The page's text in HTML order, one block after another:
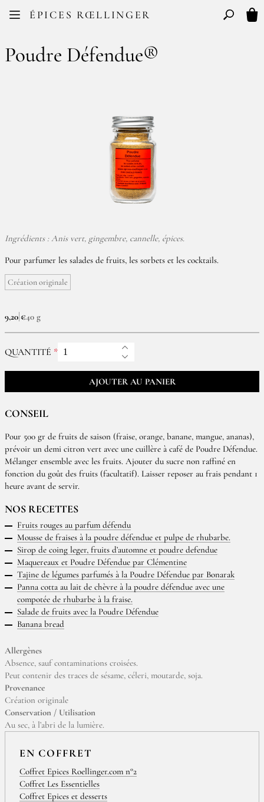
ÉPICES RŒLLINGER
FR EN Basculer
Poudre Défendue®
Ingrédients : Anis vert, gingembre, cannelle, épices.
Pour parfumer les salades de fruits, les sorbets et les cocktails.
Création originale
9,20 €40 g
QUANTITÉ
AJOUTER AU PANIER
CONSEIL
Pour 500 gr de fruits de saison (fraise, orange, banane, mangue, ananas),
prévoir un demi citron vert avec une cuillère à café de Poudre Défendue.
Mélanger ensemble avec les fruits. Ajouter du sucre non raffiné en
fonction du goût des fruits (facultatif). Laisser reposer au frais pendant 1
heure avant de servir.
NOS RECETTES
Fruits rouges au parfum défendu
Mousse de fraises à la poudre défendue et pulpe de rhubarbe.
Sirop de coing leger, fruits d’automne et poudre defendue
Maquereaux et Poudre Défendue par Clémentine
Tajine de légumes parfumés à la Poudre Défendue par Bonarak
Panna cotta au lait de chèvre à la poudre défendue avec une
compotée de rhubarbe à la fraise.
Salade de fruits avec la Poudre Défendue
Banana bread
Allergènes
Absence, sauf contaminations croisées.
Peut contenir des traces de sésame, céleri, moutarde, soja.
Provenance
Création originale
Conservation / Utilisation
Au sec, à l’abri de la lumière.
EN COFFRET
Coffret Epices Roellinger.com n°2
Coffret Les Essentielles
Coffret Epices et desserts